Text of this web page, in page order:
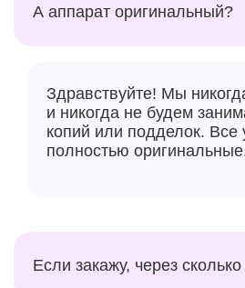
А аппарат оригинальный?
Здравствуйте! Мы
и никогда не будем
копий или подделок. Все
полностью
Если закажу, через